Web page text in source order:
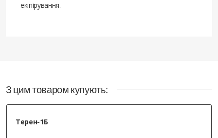
екіпірування.
З цим товаром купують:
Терен-1Б